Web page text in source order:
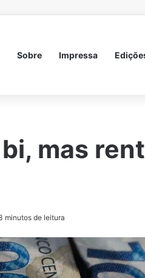
Sobre Impressa
mas
minutos de leitura